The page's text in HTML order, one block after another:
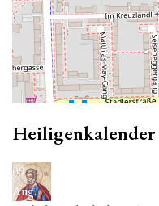
Heiligenkalender
09
Aug.